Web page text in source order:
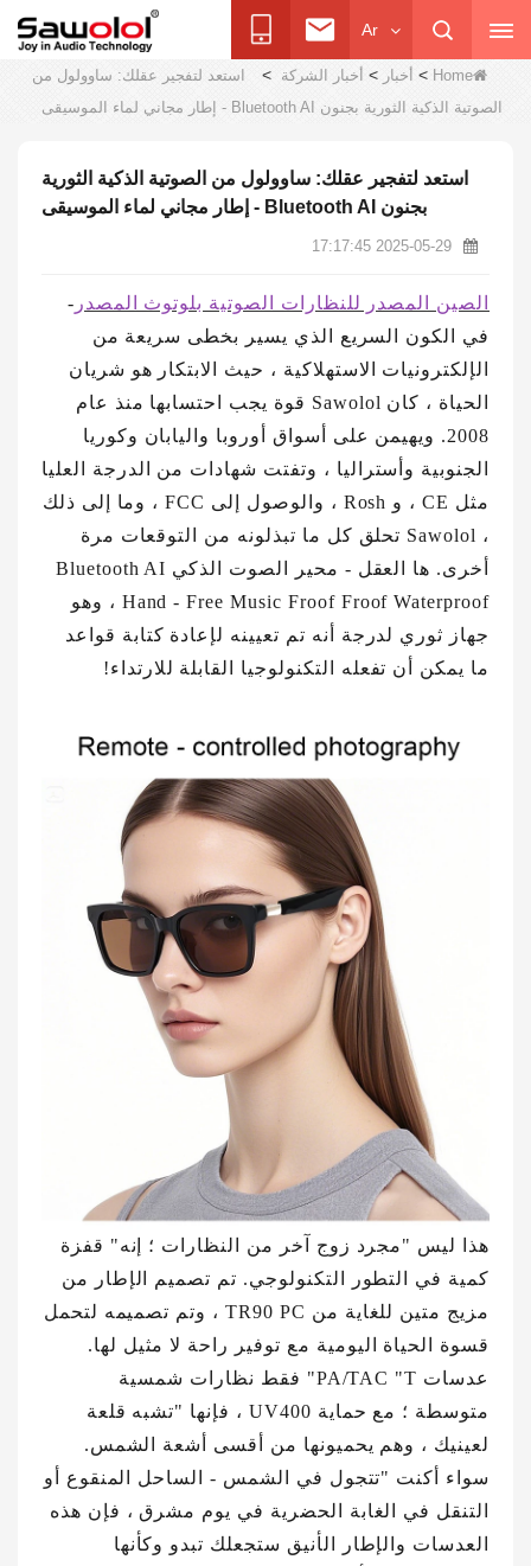
Ar
Home
> أخبار > أخبار الشركة >
استعد لتفجير عقلك: ساوولول من
الصوتية الذكية الثورية بجنون Bluetooth AI - إطار مجاني لماء الموسيقى
استعد لتفجير عقلك: ساوولول من الصوتية الذكية الثورية
بجنون Bluetooth AI - إطار مجاني لماء الموسيقى
2025-05-29 17:17:45
الصين المصدر للنظارات الصوتية بلوتوث المصدر -
في الكون السريع الذي يسير بخطى سريعة من
الإلكترونيات الاستهلاكية ، حيث الابتكار هو شريان
الحياة ، كان Sawolol قوة يجب احتسابها منذ عام
2008. ويهيمن على أسواق أوروبا واليابان وكوريا
الجنوبية وأستراليا ، وتفتت شهادات من الدرجة العليا
مثل CE ، و Rosh ، والوصول إلى FCC ، وما إلى ذلك
، Sawolol تحلق كل ما تبذلونه من التوقعات مرة
أخرى. ها العقل - محير الصوت الذكي Bluetooth AI
Hand - Free Music Froof Froof Waterproof ، وهو
جهاز ثوري لدرجة أنه تم تعيينه لإعادة كتابة قواعد
ما يمكن أن تفعله التكنولوجيا القابلة للارتداء!
هذا ليس "مجرد زوج آخر من النظارات ؛ إنه" قفزة
كمية في التطور التكنولوجي. تم تصميم الإطار من
مزيج متين للغاية من TR90 PC ، وتم تصميمه لتحمل
قسوة الحياة اليومية مع توفير راحة لا مثيل لها.
عدسات PA/TAC "T" فقط نظارات شمسية
متوسطة ؛ مع حماية UV400 ، فإنها "تشبه قلعة
لعينيك ، وهم يحميونها من أقسى أشعة الشمس.
سواء أكنت "تتجول في الشمس - الساحل المنقوع أو
التنقل في الغابة الحضرية في يوم مشرق ، فإن هذه
العدسات والإطار الأنيق ستجعلك تبدو وكأنها